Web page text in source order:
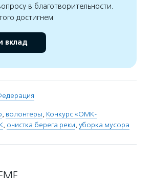
в благотворительности.
достигнем
вклад
, волонтеры, Конкурс «ОМК-
, очистка берега реки, уборка мусора